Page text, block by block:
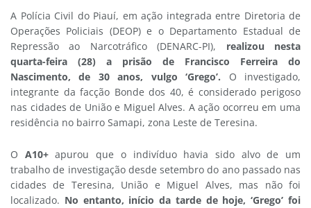
A Polícia Civil do Piauí, em ação integrada entre Diretoria de
Operações Policiais (DEOP) e o Departamento Estadual de
Repressão ao Narcotráfico (DENARC-PI), realizou nesta
quarta-feira (28) a prisão de Francisco Ferreira do
Nascimento, de 30 anos, vulgo ‘Grego’. O investigado,
integrante da facção Bonde dos 40, é considerado perigoso
nas cidades de União e Miguel Alves. A ação ocorreu em uma
residência no bairro Samapi, zona Leste de Teresina.
O A10+apurou que o indivíduo havia sido alvo de um
trabalho de investigação desde setembro do ano passado nas
cidades de Teresina, União e Miguel Alves, mas não foi
localizado. No entanto, início da tarde de hoje, ‘Grego’ foi